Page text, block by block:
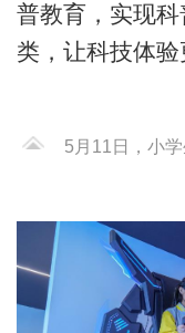
普教育，实现
类，让科技体验
5月11日，小